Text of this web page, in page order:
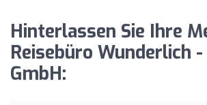
Hinterlassen Sie Ihre
Reisebüro Wunderlich
GmbH: